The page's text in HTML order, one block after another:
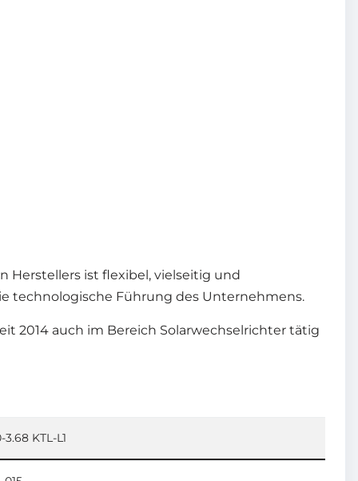
Herstellers ist flexibel, vielseitig und
technologische Führung des Unternehmens.
2014 auch im Bereich Solarwechselrichter tätig
KTL-L1